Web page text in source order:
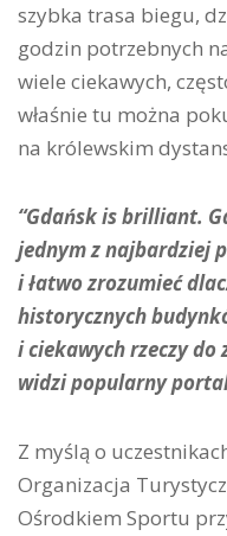
szybka trasa biegu,
godzin potrzebnych
wiele ciekawych,
właśnie tu można
na królewskim
“Gdańsk is brilliant.
jednym z najbardziej
i łatwo zrozumieć
historycznych
i ciekawych rzeczy do
widzi popularny
Z myślą o
Organizacja
Ośrodkiem Sportu